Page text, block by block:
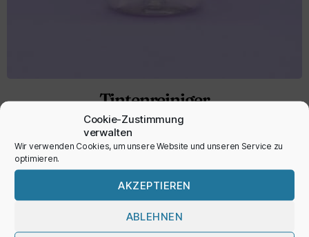
Cookie-Zustimmung
verwalten
Wir verwenden Cookies, um unsere Website und unseren Service zu
optimieren.
AKZEPTIEREN
ABLEHNEN
Tintenreiniger
8,50€
IN DEN WARENKORB